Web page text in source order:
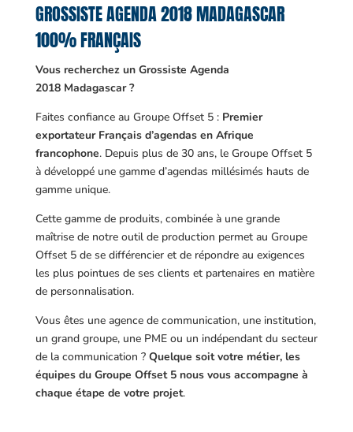
GROSSISTE AGENDA 2018 MADAGASCAR
100% FRANÇAIS
Vous recherchez un Grossiste Agenda
2018 Madagascar ?
Faites confiance au Groupe Offset 5 : Premier
exportateur Français d’agendas en Afrique
francophone. Depuis plus de 30 ans, le Groupe Offset 5
à développé une gamme d’agendas millésimés hauts de
gamme unique.
Cette gamme de produits, combinée à une grande
maîtrise de notre outil de production permet au Groupe
Offset 5 de se différencier et de répondre au exigences
les plus pointues de ses clients et partenaires en matière
de personnalisation.
Vous êtes une agence de communication, une institution,
un grand groupe, une PME ou un indépendant du secteur
de la communication ? Quelque soit votre métier, les
équipes du Groupe Offset 5 nous vous accompagne à
chaque étape de votre projet.